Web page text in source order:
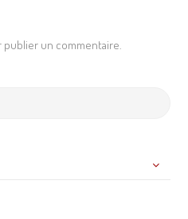
publier un commentaire.